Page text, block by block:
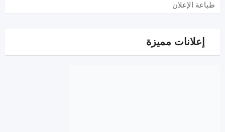
طباعة الإعلان
إعلانات مميزة